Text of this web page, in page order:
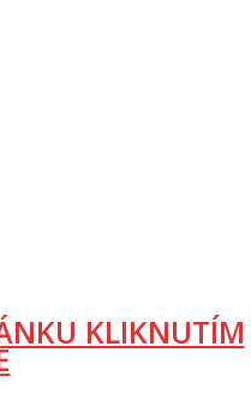
KLIKNUTÍM